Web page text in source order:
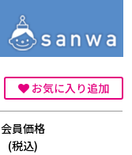
お気に入り追加
会員価格
(税込)